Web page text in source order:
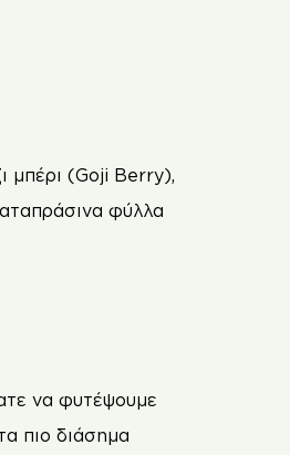
μπέρι (Goji Berry),
φύλλα
να φυτέψουμε
πιο διάσημα